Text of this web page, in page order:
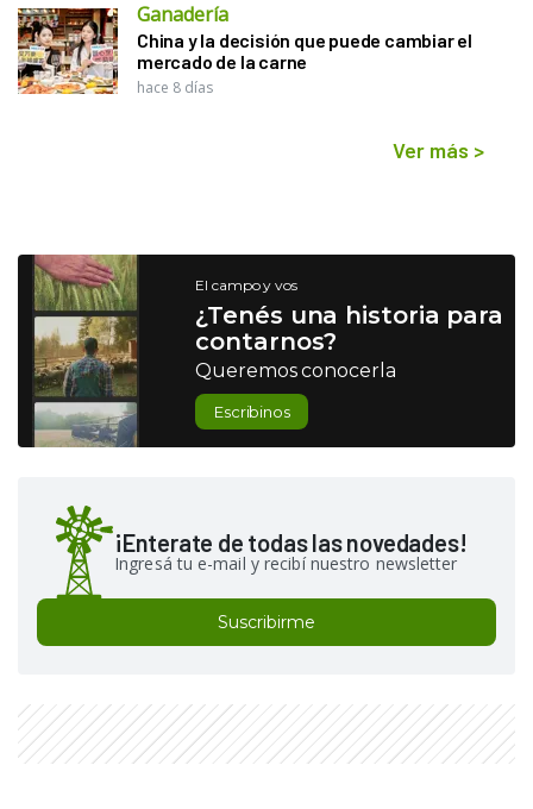
Ganadería
China y la decisión que puede cambiar el
mercado de la carne
hace 8 días
Ver más >
El campo y vos
¿Tenés una historia para
contarnos?
Queremos conocerla
Escribinos
¡Enterate de todas las novedades!
Ingresá tu e-mail y recibí nuestro newsletter
Suscribirme